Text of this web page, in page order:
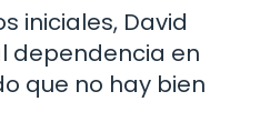
iniciales, David
dependencia en
que no hay bien